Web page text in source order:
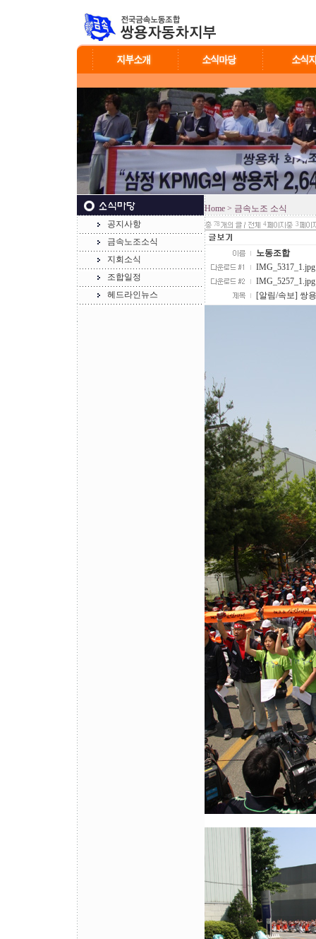
공지사항
금속노조소식
지회소식
조합일정
헤드라인뉴스
Home > 금속노조 소식
78 4 3
노동조합
[알림/속보] 쌍